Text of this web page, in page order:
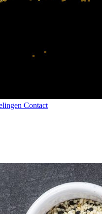
Contact